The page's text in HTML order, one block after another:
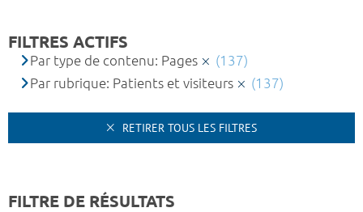
FILTRES ACTIFS
Par type de contenu: Pages
(137)
Par rubrique: Patients et visiteurs
(137)
RETIRER TOUS LES FILTRES
FILTRE DE RÉSULTATS